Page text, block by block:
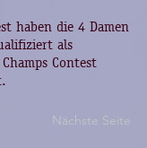
haben die 4 Damen
als
Contest
Nächste Seite